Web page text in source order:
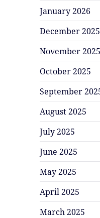
January 2026
December 2025
November 2025
October 2025
September
August 2025
July 2025
June 2025
May 2025
April 2025
March 2025